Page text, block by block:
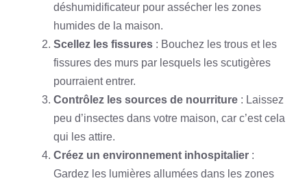
déshumidificateur pour assécher les zones
humides de la maison.
Scellez les fissures : Bouchez les trous et les
fissures des murs par lesquels les scutigères
pourraient entrer.
Contrôlez les sources de nourriture : Laissez
peu d’insectes dans votre maison, car c’est cela
qui les attire.
Créez un environnement inhospitalier :
Gardez les lumières allumées dans les zones